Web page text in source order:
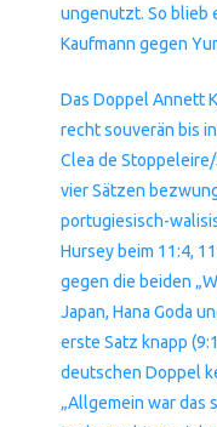
ungenutzt. So blieb
Kaufmann gegen
Das Doppel Annett
recht souverän bis
Clea de
vier Sätzen
portugiesisch-
Hursey beim 11:4,
gegen die beiden
Japan, Hana Goda
erste Satz knapp
deutschen Doppel
„Allgemein war das